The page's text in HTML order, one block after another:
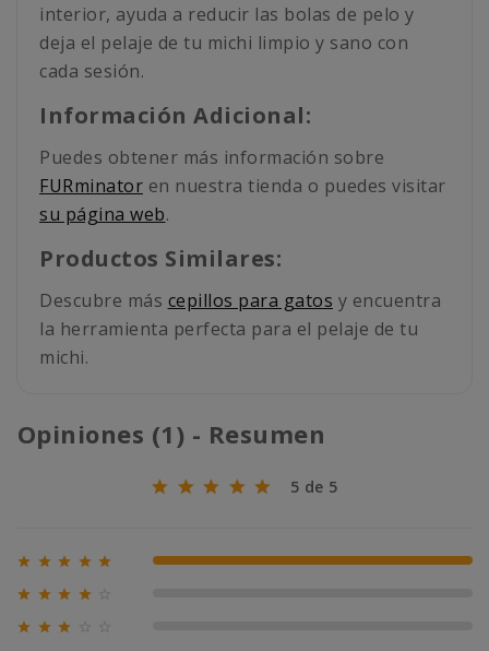
interior, ayuda a reducir las bolas de pelo y
deja el pelaje de tu michi limpio y sano con
cada sesión.
Información Adicional:
Puedes obtener más información sobre
FURminator en nuestra tienda o puedes visitar
su página web.
Productos Similares:
Descubre más cepillos para gatos y encuentra
la herramienta perfecta para el pelaje de tu
michi.
Opiniones (1) - Resumen
5 de 5
     100% (1)
   
  